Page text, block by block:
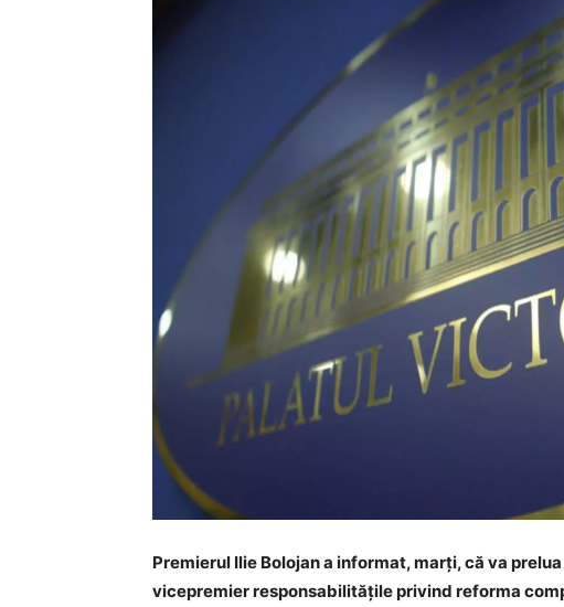
Premierul Ilie Bolojan a informat, marți, că va
vicepremier responsabilitățile privind reforma